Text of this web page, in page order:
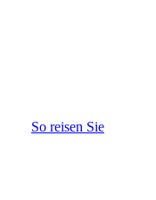
So reisen Sie